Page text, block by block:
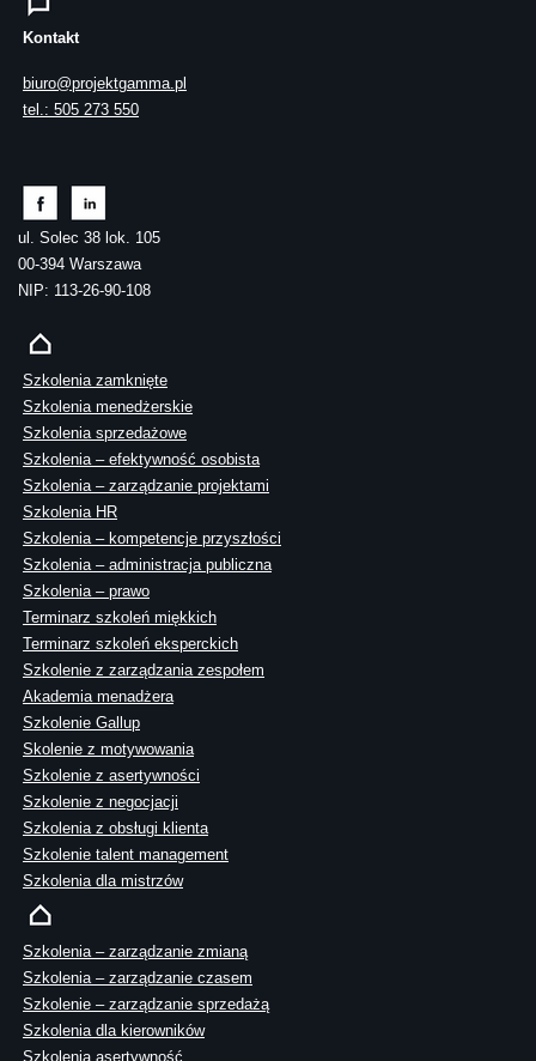
Kontakt
biuro@projektgamma.pl
tel.: 505 273 550
ul. Solec 38 lok. 105
00-394 Warszawa
NIP: 113-26-90-108
Szkolenia zamknięte
Szkolenia menedżerskie
Szkolenia sprzedażowe
Szkolenia – efektywność osobista
Szkolenia – zarządzanie projektami
Szkolenia HR
Szkolenia – kompetencje przyszłości
Szkolenia – administracja publiczna
Szkolenia – prawo
Terminarz szkoleń miękkich
Terminarz szkoleń eksperckich
Szkolenie z zarządzania zespołem
Akademia menadżera
Szkolenie Gallup
Skolenie z motywowania
Szkolenie z asertywności
Szkolenie z negocjacji
Szkolenia z obsługi klienta
Szkolenie talent management
Szkolenia dla mistrzów
Szkolenia – zarządzanie zmianą
Szkolenia – zarządzanie czasem
Szkolenie – zarządzanie sprzedażą
Szkolenia dla kierowników
Szkolenia asertywność